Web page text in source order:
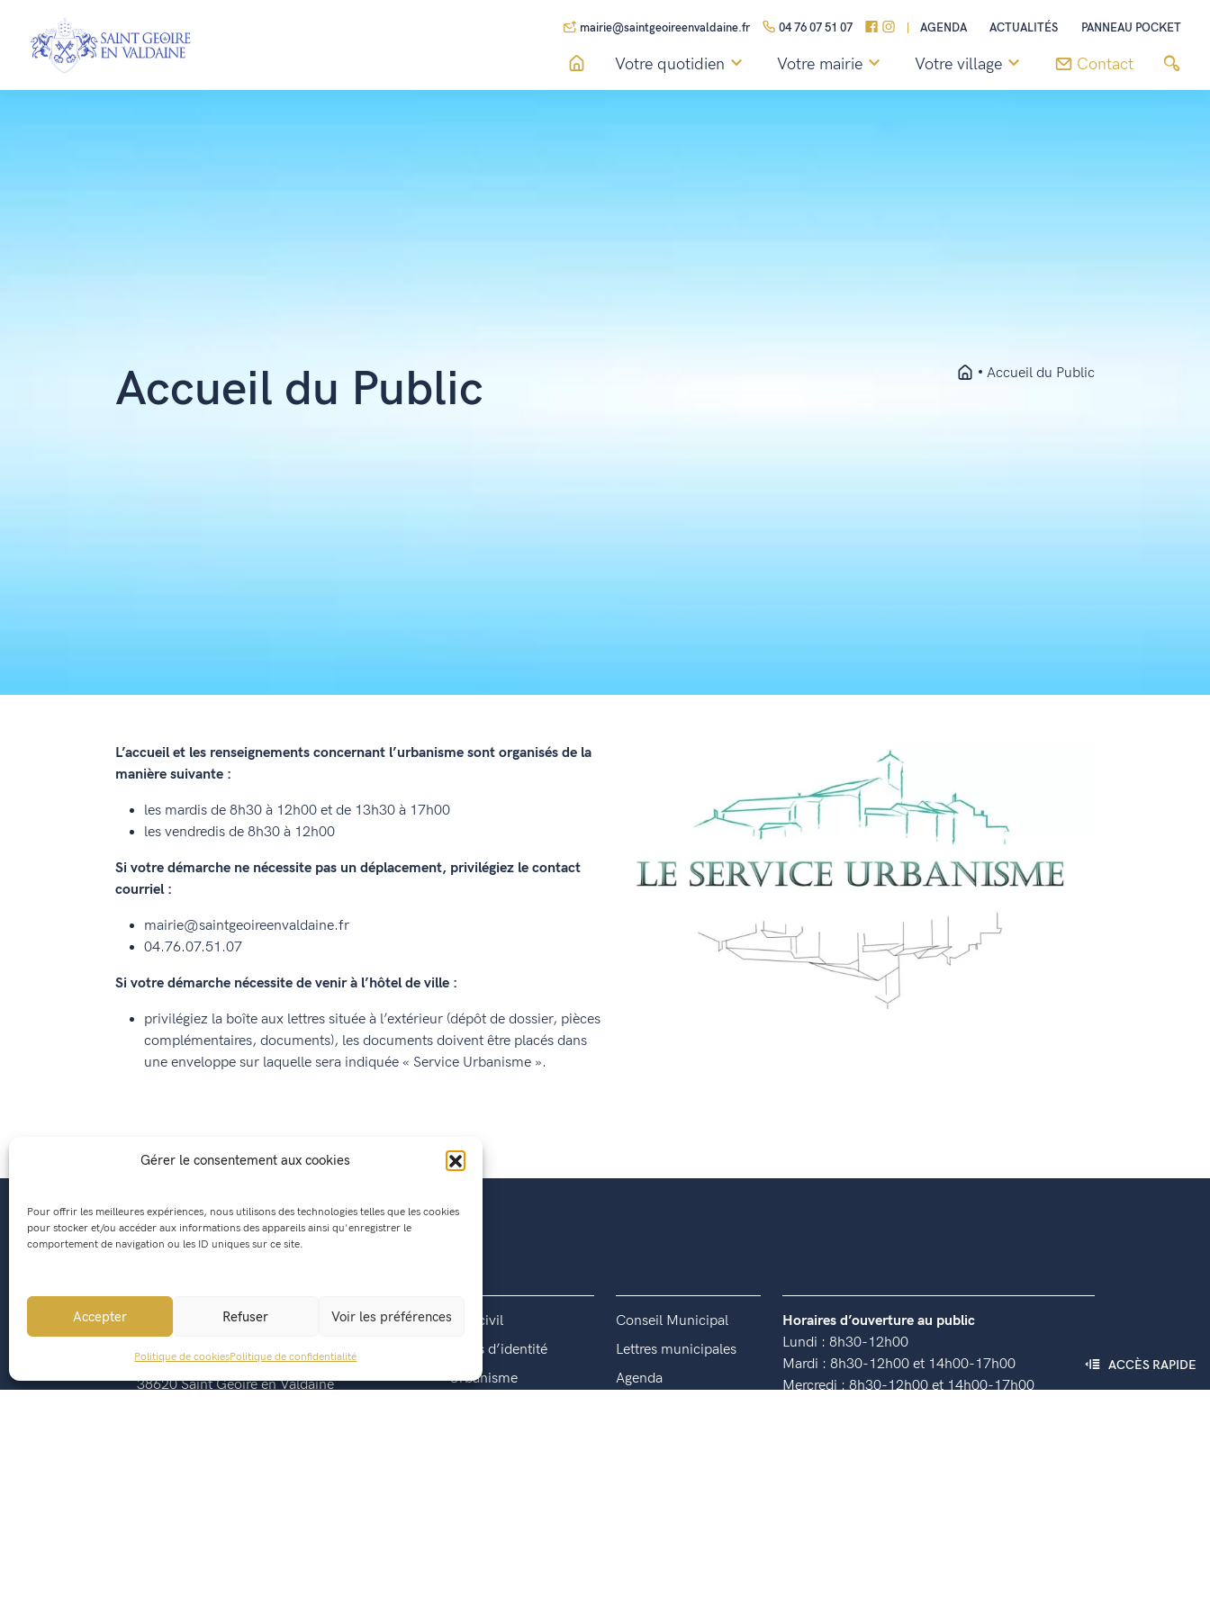
Gérer le consentement aux cookies
Pour offrir les meilleures expériences, nous utilisons des technologies telles que les cookies
pour stocker et/ou accéder aux informations des appareils ainsi qu'enregistrer le
comportement de navigation ou les ID uniques sur ce site.
Accepter Refuser Voir les préférences
Politique de cookiesPolitique de confidentialité
mairie@saintgeoireenvaldaine.fr 04 76 07 51 07 AGENDA ACTUALITÉS PANNEAU POCKET
Votre quotidien Votre mairie Votre village Contact
Accueil du Public Accueil du Public
L’accueil et les renseignements concernant l’urbanisme sont organisés de la
manière suivante :
les mardis de 8h30 à 12h00 et de 13h30 à 17h00
les vendredis de 8h30 à 12h00
Si votre démarche ne nécessite pas un déplacement, privilégiez le contact
courriel :
mairie@saintgeoireenvaldaine.fr
04.76.07.51.07
Si votre démarche nécessite de venir à l’hôtel de ville :
privilégiez la boîte aux lettres située à l’extérieur (dépôt de dossier, pièces
complémentaires, documents), les documents doivent être placés dans
une enveloppe sur laquelle sera indiquée « Service Urbanisme ».
Mairie de Saint Geoire en Valdaine
541, Route du Bourg
38620 Saint Geoire en Valdaine
État civil
Titres d’identité
Urbanisme
Conseil Municipal
Lettres municipales
Agenda
Horaires d’ouverture au public
Lundi : 8h30-12h00
Mardi : 8h30-12h00 et 14h00-17h00
Mercredi : 8h30-12h00 et 14h00-17h00
ACCÈS RAPIDE